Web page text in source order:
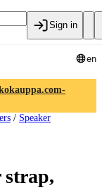
Sign in
en
/ Speaker
strap,